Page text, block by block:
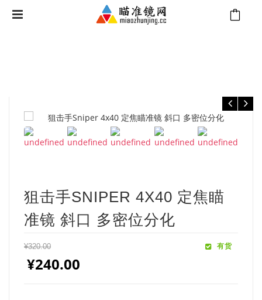
狙击手SNIPER 4X40 定焦瞄
准镜 斜口 多密位分化
¥320.00
原价为：¥320.00。
¥240.00
有货